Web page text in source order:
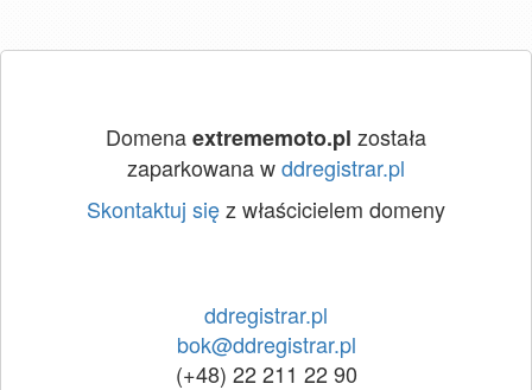
Domenaextrememoto.pl została
zaparkowana wddregistrar.pl
Skontaktuj sięz właścicielem domeny
ddregistrar.pl
bok@ddregistrar.pl
(+48) 22 211 22 90